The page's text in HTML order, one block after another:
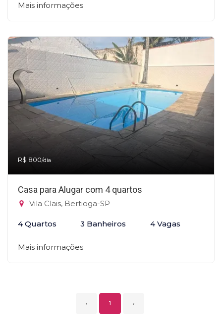
Mais informações
R$ 800/dia
Casa para Alugar com 4 quartos
Vila Clais, Bertioga-SP
4 Quartos 3 Banheiros 4 Vagas
Mais informações
‹ 1 ›